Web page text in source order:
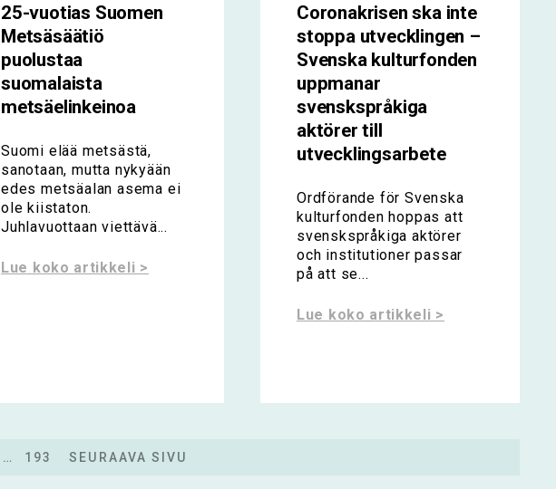
25-vuotias Suomen
Metsäsäätiö
puolustaa
suomalaista
metsäelinkeinoa
Suomi elää metsästä,
sanotaan, mutta nykyään
edes metsäalan asema ei
ole kiistaton.
Juhlavuottaan viettävä...
Lue koko artikkeli >
Coronakrisen ska inte
stoppa utvecklingen –
Svenska kulturfonden
uppmanar
svenskspråkiga
aktörer till
utvecklingsarbete
Ordförande för Svenska
kulturfonden hoppas att
svenskspråkiga aktörer
och institutioner passar
på att se...
Lue koko artikkeli >
… 193 SEURAAVA SIVU